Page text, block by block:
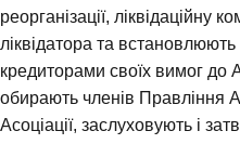
реорганізації, ліквідаційну
ліквідатора та
кредиторами своїх вимог до
обирають членів Правління
Асоціації, заслуховують i